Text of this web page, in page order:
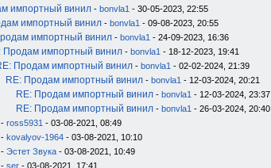
импортный винил - bonvla1 - 30-05-2023, 22:55
импортный винил - bonvla1 - 09-08-2023, 20:55
импортный винил - bonvla1 - 24-09-2023, 16:36
Продам импортный винил - bonvla1 - 18-12-2023, 19:41
Продам импортный винил - bonvla1 - 02-02-2024, 21:39
RE: Продам импортный винил - bonvla1 - 12-03-2024, 20:21
RE: Продам импортный винил - bonvla1 - 12-03-2024, 23:37
RE: Продам импортный винил - bonvla1 - 26-03-2024, 20:40
- ross5931 - 03-08-2021, 08:49
- kovalyov-1964 - 03-08-2021, 10:10
- Эстет Звука - 03-08-2021, 10:49
- ser - 03-08-2021, 17:41